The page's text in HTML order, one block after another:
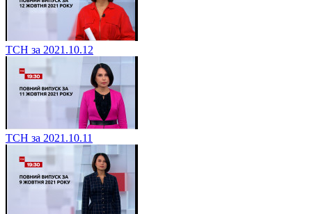
ТСН за 2021.10.12
ТСН за 2021.10.11